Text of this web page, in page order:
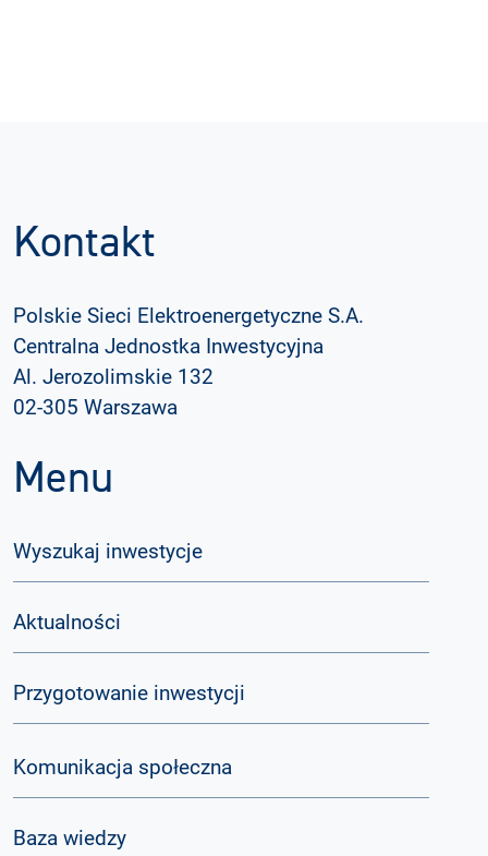
Kontakt
Polskie Sieci Elektroenergetyczne S.A.
Centralna Jednostka Inwestycyjna
Al. Jerozolimskie 132
02-305 Warszawa
Menu
Wyszukaj inwestycje
Aktualności
Przygotowanie inwestycji
Komunikacja społeczna
Baza wiedzy